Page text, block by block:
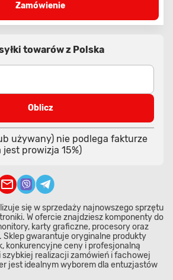
Zamówienie
towarów z Polska
Oblicz
używany) nie podlega fakturze
jest prowizja 15%)
się w sprzedaży najnowszego sprzętu
W ofercie znajdziesz komponenty do
karty graficzne, procesory oraz
Sklep gwarantuje oryginalne produkty
konkurencyjne ceny i profesjonalną
szybkiej realizacji zamówień i fachowej
jest idealnym wyborem dla entuzjastów